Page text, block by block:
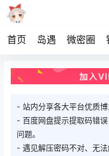
首页 岛遇 微密圈
- 站内分享各大平台优质
- 百度网盘提示提取码错
问题。
- 遇见解压密码不对、无